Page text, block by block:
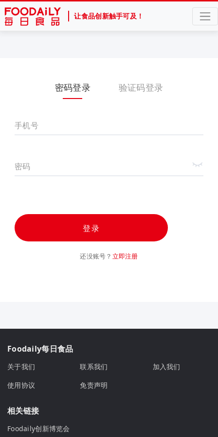
让食品创新触手可及！
密码登录 验证码登录
手机号
密码
登录
还没账号？ 立即注册
Foodaily每日食品
关于我们 联系我们
加入我们
使用协议
免责声明
相关链接
Foodaily创新博览会